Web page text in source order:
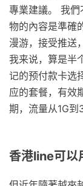
專業建議。 我
物的內容是準確
漫游，接受推送
我来说，算是半
记的预付款卡选
应的套餐，有效
期，流量从1G到
香港line可以